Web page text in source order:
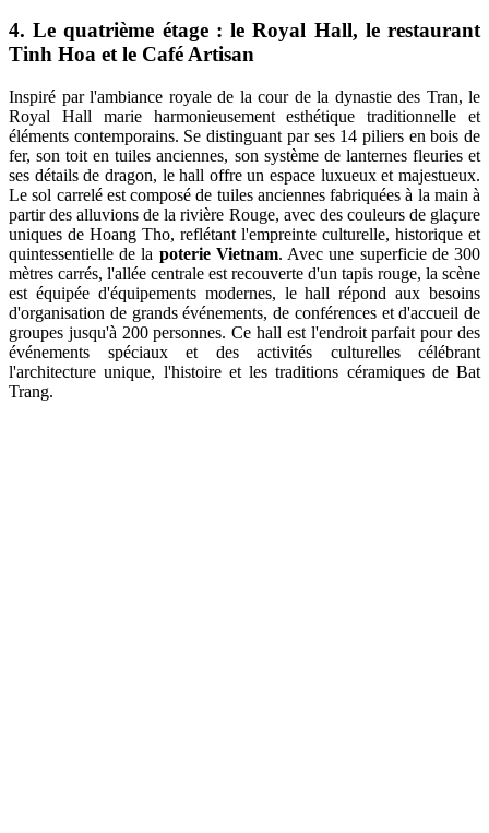
4. Le quatrième étage : le Royal Hall, le restaurant
Tinh Hoa et le Café Artisan
Inspiré par l'ambiance royale de la cour de la dynastie des Tran, le
Royal Hall marie harmonieusement esthétique traditionnelle et
éléments contemporains. Se distinguant par ses 14 piliers en bois de
fer, son toit en tuiles anciennes, son système de lanternes fleuries et
ses détails de dragon, le hall offre un espace luxueux et majestueux.
Le sol carrelé est composé de tuiles anciennes fabriquées à la main à
partir des alluvions de la rivière Rouge, avec des couleurs de glaçure
uniques de Hoang Tho, reflétant l'empreinte culturelle, historique et
quintessentielle de la poterie Vietnam. Avec une superficie de 300
mètres carrés, l'allée centrale est recouverte d'un tapis rouge, la scène
est équipée d'équipements modernes, le hall répond aux besoins
d'organisation de grands événements, de conférences et d'accueil de
groupes jusqu'à 200 personnes. Ce hall est l'endroit parfait pour des
événements spéciaux et des activités culturelles célébrant
l'architecture unique, l'histoire et les traditions céramiques de Bat
Trang.